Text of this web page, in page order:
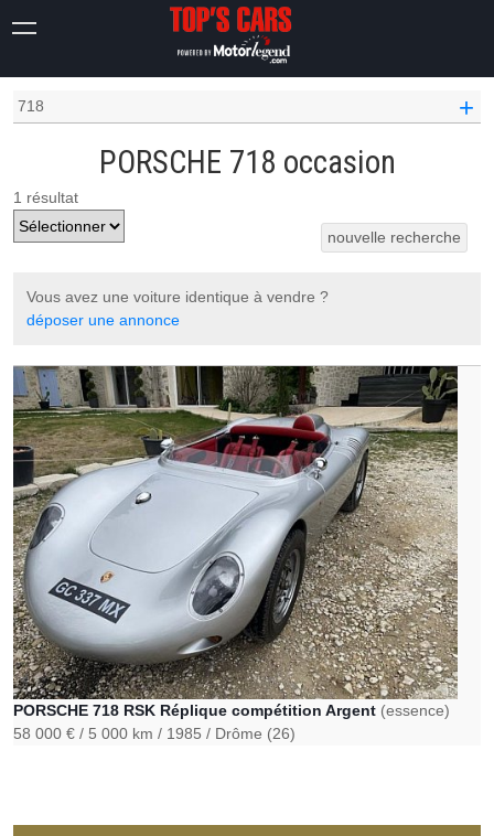
PORSCHE OCCASION
718
+
PORSCHE 718 occasion
1 résultat
nouvelle recherche
Vous avez une voiture identique à vendre ?
déposer une annonce
PORSCHE 718 RSK Réplique compétition Argent (essence)
58 000 €
5 000 km 1985 Drôme (26)